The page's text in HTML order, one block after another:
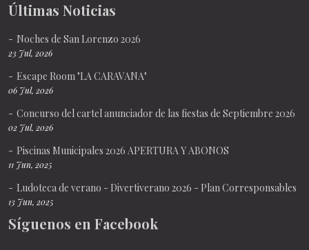
Últimas Noticias
Noches de San Lorenzo 2026
23 Jul, 2026
Escape Room "LA CARAVANA"
06 Jul, 2026
Concurso del cartel anunciador de las fiestas de Septiembre 2026
02 Jul, 2026
Piscinas Municipales 2026 APERTURA Y ABONOS
11 Jun, 2025
Ludoteca de verano - Divertiverano 2026 - Plan Corresponsables
13 Jun, 2025
Síguenos en Facebook